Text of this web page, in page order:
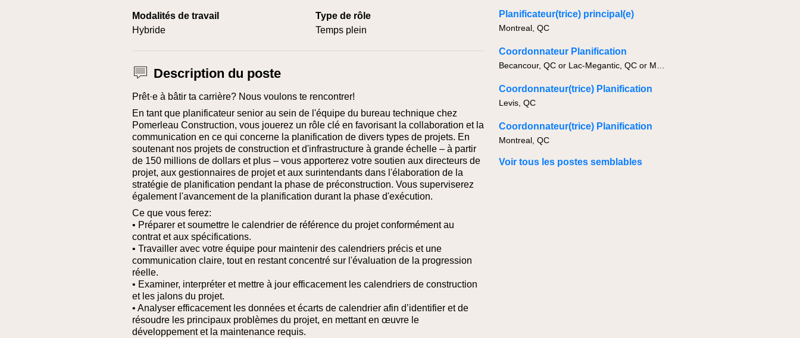
Modalités de travail
Hybride
Type de rôle
Temps plein
Description du poste
Prêt·e à bâtir ta carrière? Nous voulons te rencontrer!
En tant que planificateur senior au sein de l'équipe du bureau technique chez
Pomerleau Construction, vous jouerez un rôle clé en favorisant la collaboration et la
communication en ce qui concerne la planification de divers types de projets. En
soutenant nos projets de construction et d'infrastructure à grande échelle – à partir
de 150 millions de dollars et plus – vous apporterez votre soutien aux directeurs de
projet, aux gestionnaires de projet et aux surintendants dans l'élaboration de la
stratégie de planification pendant la phase de préconstruction. Vous superviserez
également l'avancement de la planification durant la phase d'exécution.
Ce que vous ferez:
• Préparer et soumettre le calendrier de référence du projet conformément au
contrat et aux spécifications.
• Travailler avec votre équipe pour maintenir des calendriers précis et une
communication claire, tout en restant concentré sur l'évaluation de la progression
réelle.
• Examiner, interpréter et mettre à jour efficacement les calendriers de construction
et les jalons du projet.
• Analyser efficacement les données et écarts de calendrier afin d’identifier et de
résoudre les principaux problèmes du projet, en mettant en œuvre le
développement et la maintenance requis.
Planificateur(trice) principal(e)
Montreal, QC
Coordonnateur Planification
Coordonnateur(trice) Planification
Levis, QC
Coordonnateur(trice) Planification
Montreal, QC
Voir tous les postes semblables